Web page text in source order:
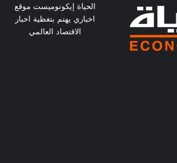
الحياة إيكونوميست موقع
اخباري يهتم بتغظية اخبار
الاقتصاد العالمي